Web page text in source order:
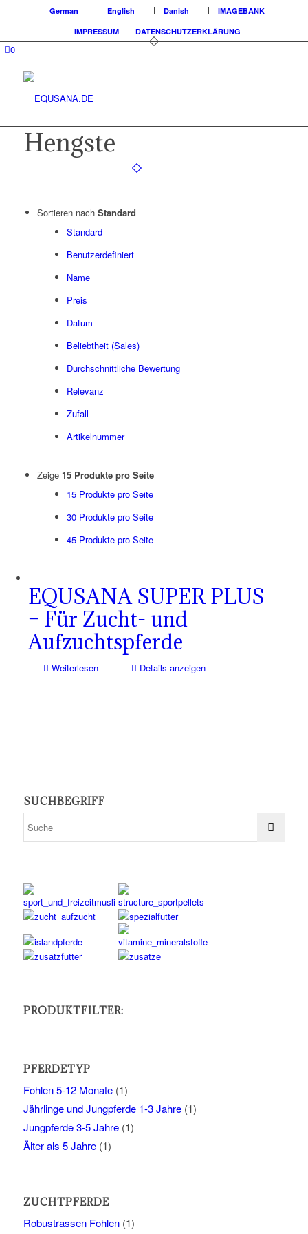
German English Danish
IMAGEBANK
IMPRESSUM
DATENSCHUTZERKLÄRUNG
0
Hengste
Sortieren nach Standard
Standard
Benutzerdefiniert
Name
Preis
Datum
Beliebtheit (Sales)
Durchschnittliche Bewertung
Relevanz
Zufall
Artikelnummer
Zeige 15 Produkte pro Seite
15 Produkte pro Seite
30 Produkte pro Seite
45 Produkte pro Seite
EQUSANA SUPER PLUS
– Für Zucht- und
Aufzuchtspferde
Weiterlesen Details anzeigen
SUCHBEGRIFF
PRODUKTFILTER:
PFERDETYP
Fohlen 5-12 Monate (1)
Jährlinge und Jungpferde 1-3 Jahre (1)
Jungpferde 3-5 Jahre (1)
Älter als 5 Jahre (1)
ZUCHTPFERDE
Robustrassen Fohlen (1)